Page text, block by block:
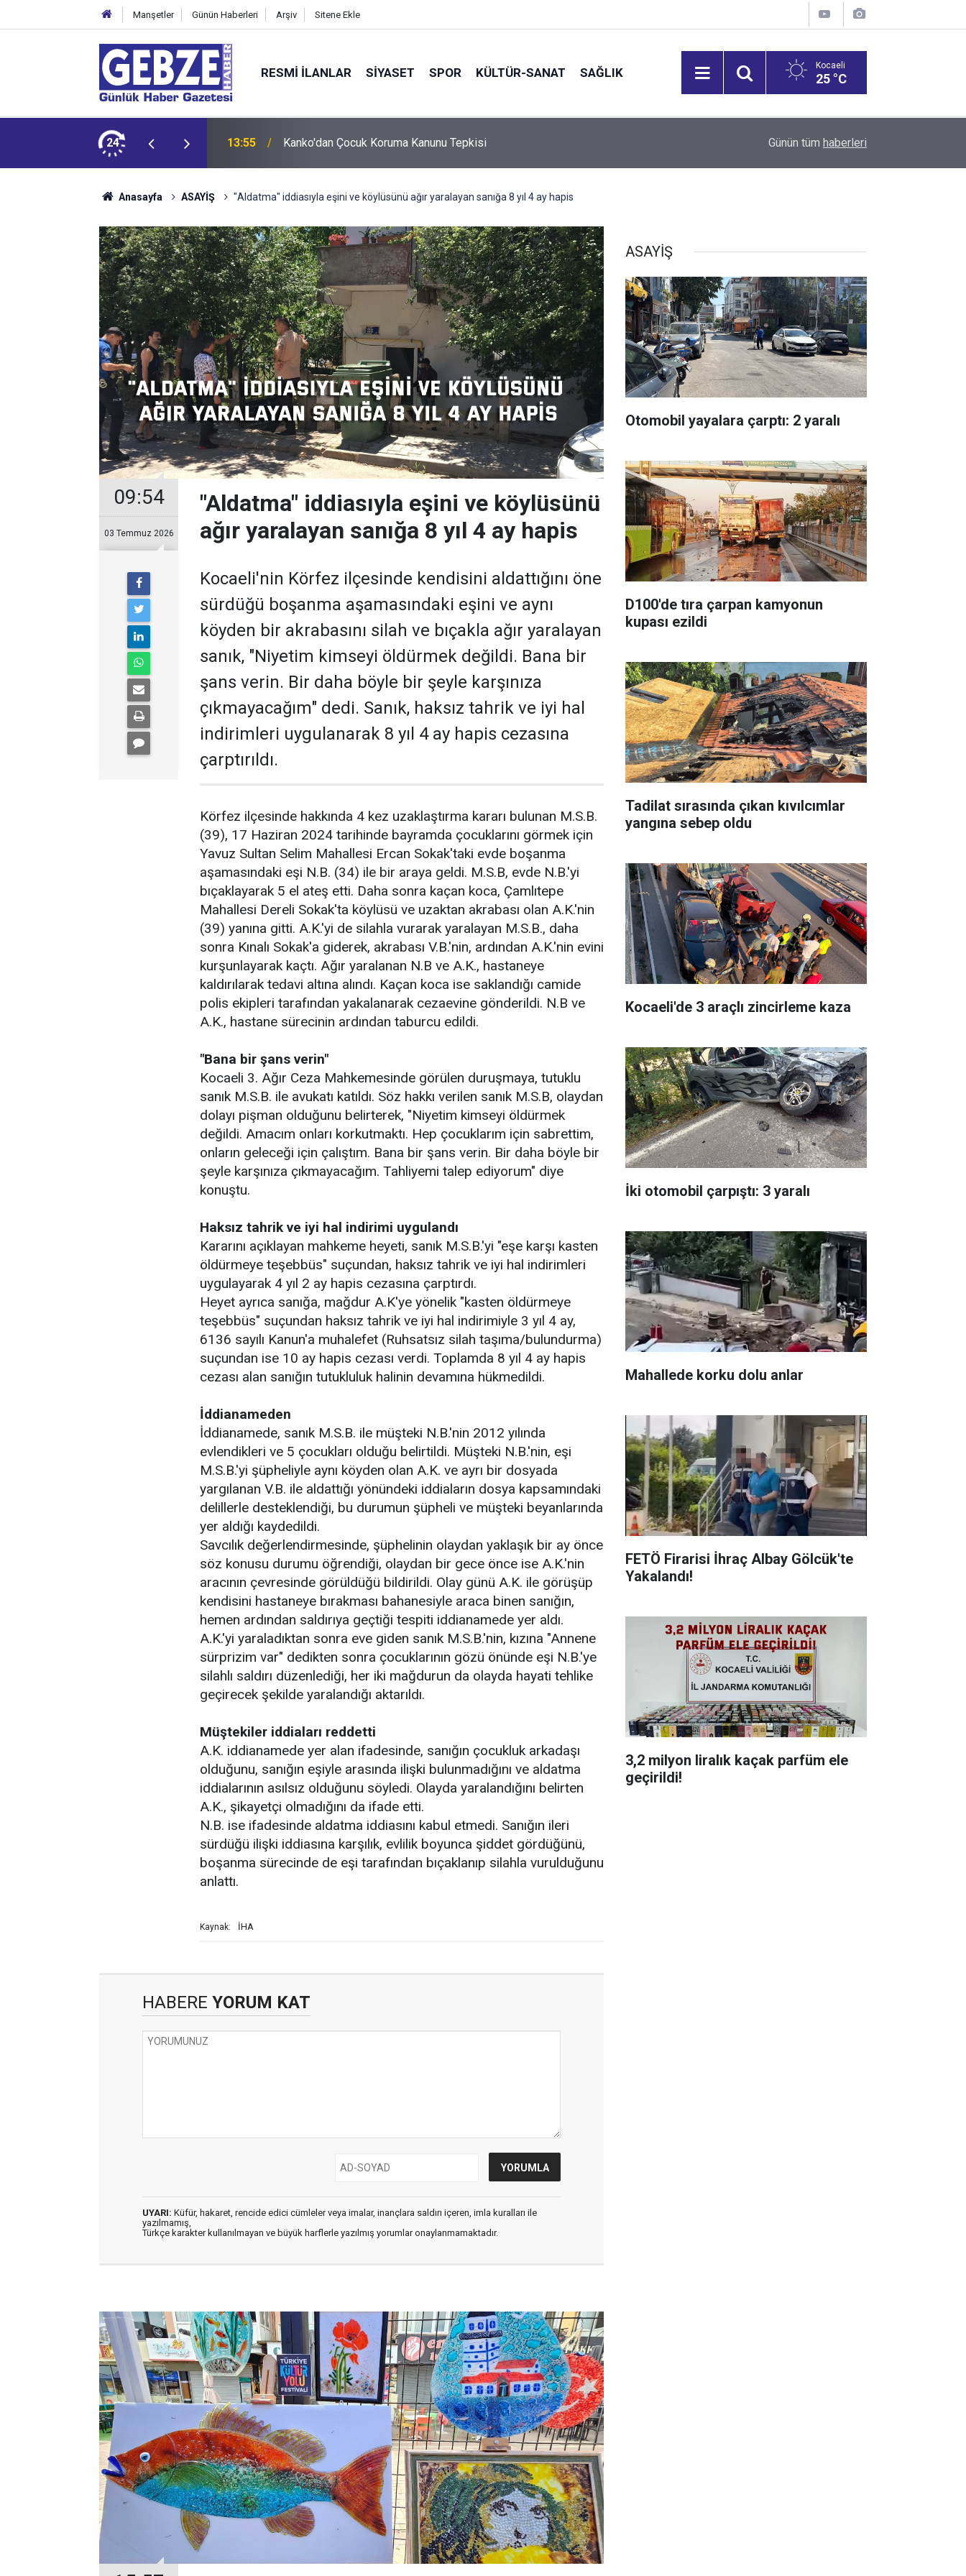
Manşetler Günün Haberleri Arşiv Sitene Ekle
RESMI İLANLAR SİYASET SPOR KÜLTÜR-SANAT SAĞLIK Kocaeli
25 °C
24 12:55 İzmit 95 Ebeveyn Buluşmaları başlıyor Vali Aktaş, İzmit Tepeköy Mahallesi'ni Ziyaret
Günün tüm haberleri
Anasayfa ASAYİŞ "Aldatma" iddiasıyla eşini ve köylüsünü ağır yaralayan sanığa 8 yıl 4 ay hapis
09:54
03 Temmuz 2026
"Aldatma" iddiasıyla eşini ve köylüsünü
ağır yaralayan sanığa 8 yıl 4 ay hapis
Kocaeli'nin Körfez ilçesinde kendisini aldattığını öne
sürdüğü boşanma aşamasındaki eşini ve aynı
köyden bir akrabasını silah ve bıçakla ağır yaralayan
sanık, "Niyetim kimseyi öldürmek değildi. Bana bir
şans verin. Bir daha böyle bir şeyle karşınıza
çıkmayacağım" dedi. Sanık, haksız tahrik ve iyi hal
indirimleri uygulanarak 8 yıl 4 ay hapis cezasına
çarptırıldı.
Körfez ilçesinde hakkında 4 kez uzaklaştırma kararı bulunan M.S.B.
(39), 17 Haziran 2024 tarihinde bayramda çocuklarını görmek için
Yavuz Sultan Selim Mahallesi Ercan Sokak'taki evde boşanma
aşamasındaki eşi N.B. (34) ile bir araya geldi. M.S.B, evde N.B.'yi
bıçaklayarak 5 el ateş etti. Daha sonra kaçan koca, Çamlıtepe
Mahallesi Dereli Sokak'ta köylüsü ve uzaktan akrabası olan A.K.'nin
(39) yanına gitti. A.K.'yi de silahla vurarak yaralayan M.S.B., daha
sonra Kınalı Sokak'a giderek, akrabası V.B.'nin, ardından A.K.'nin evini
kurşunlayarak kaçtı. Ağır yaralanan N.B ve A.K., hastaneye
kaldırılarak tedavi altına alındı. Kaçan koca ise saklandığı camide
polis ekipleri tarafından yakalanarak cezaevine gönderildi. N.B ve
A.K., hastane sürecinin ardından taburcu edildi.
"Bana bir şans verin"
Kocaeli 3. Ağır Ceza Mahkemesinde görülen duruşmaya, tutuklu
sanık M.S.B. ile avukatı katıldı. Söz hakkı verilen sanık M.S.B, olaydan
dolayı pişman olduğunu belirterek, "Niyetim kimseyi öldürmek
değildi. Amacım onları korkutmaktı. Hep çocuklarım için sabrettim,
onların geleceği için çalıştım. Bana bir şans verin. Bir daha böyle bir
şeyle karşınıza çıkmayacağım. Tahliyemi talep ediyorum" diye
konuştu.
Haksız tahrik ve iyi hal indirimi uygulandı
Kararını açıklayan mahkeme heyeti, sanık M.S.B.'yi "eşe karşı kasten
öldürmeye teşebbüs" suçundan, haksız tahrik ve iyi hal indirimleri
uygulayarak 4 yıl 2 ay hapis cezasına çarptırdı.
Heyet ayrıca sanığa, mağdur A.K'ye yönelik "kasten öldürmeye
teşebbüs" suçundan haksız tahrik ve iyi hal indirimiyle 3 yıl 4 ay,
6136 sayılı Kanun'a muhalefet (Ruhsatsız silah taşıma/bulundurma)
suçundan ise 10 ay hapis cezası verdi. Toplamda 8 yıl 4 ay hapis
cezası alan sanığın tutukluluk halinin devamına hükmedildi.
İddianameden
İddianamede, sanık M.S.B. ile müşteki N.B.'nin 2012 yılında
evlendikleri ve 5 çocukları olduğu belirtildi. Müşteki N.B.'nin, eşi
M.S.B.'yi şüpheliyle aynı köyden olan A.K. ve ayrı bir dosyada
yargılanan V.B. ile aldattığı yönündeki iddiaların dosya kapsamındaki
delillerle desteklendiği, bu durumun şüpheli ve müşteki beyanlarında
yer aldığı kaydedildi.
Savcılık değerlendirmesinde, şüphelinin olaydan yaklaşık bir ay önce
söz konusu durumu öğrendiği, olaydan bir gece önce ise A.K.'nin
aracının çevresinde görüldüğü bildirildi. Olay günü A.K. ile görüşüp
kendisini hastaneye bırakması bahanesiyle araca binen sanığın,
hemen ardından saldırıya geçtiği tespiti iddianamede yer aldı.
A.K.'yi yaraladıktan sonra eve giden sanık M.S.B.'nin, kızına "Annene
sürprizim var" dedikten sonra çocuklarının gözü önünde eşi N.B.'ye
silahlı saldırı düzenlediği, her iki mağdurun da olayda hayati tehlike
geçirecek şekilde yaralandığı aktarıldı.
Müştekiler iddiaları reddetti
A.K. iddianamede yer alan ifadesinde, sanığın çocukluk arkadaşı
olduğunu, sanığın eşiyle arasında ilişki bulunmadığını ve aldatma
iddialarının asılsız olduğunu söyledi. Olayda yaralandığını belirten
A.K., şikayetçi olmadığını da ifade etti.
N.B. ise ifadesinde aldatma iddiasını kabul etmedi. Sanığın ileri
sürdüğü ilişki iddiasına karşılık, evlilik boyunca şiddet gördüğünü,
boşanma sürecinde de eşi tarafından bıçaklanıp silahla vurulduğunu
anlattı.
Kaynak: İHA
HABERE YORUM KAT
UYARI: Küfür, hakaret, rencide edici cümleler veya imalar, inançlara saldırı içeren, imla kuralları ile
yazılmamış,
Türkçe karakter kullanılmayan ve büyük harflerle yazılmış yorumlar onaylanmamaktadır.
ASAYİŞ
Otomobil yayalara çarptı: 2 yaralı
D100'de tıra çarpan kamyonun
kupası ezildi
Tadilat sırasında çıkan kıvılcımlar
yangına sebep oldu
Kocaeli'de 3 araçlı zincirleme kaza
İki otomobil çarpıştı: 3 yaralı
Mahallede korku dolu anlar
FETÖ Firarisi İhraç Albay Gölcük'te
Yakalandı! ​
3,2 milyon liralık kaçak parfüm ele
geçirildi!